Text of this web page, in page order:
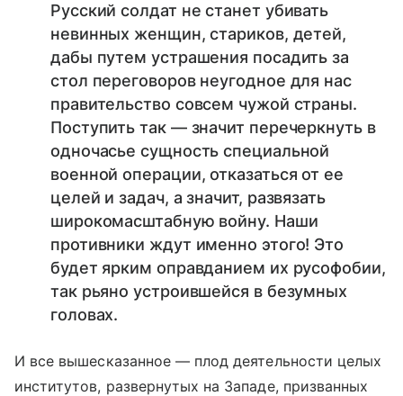
Русский солдат не станет убивать
невинных женщин, стариков, детей,
дабы путем устрашения посадить за
стол переговоров неугодное для нас
правительство совсем чужой страны.
Поступить так — значит перечеркнуть в
одночасье сущность специальной
военной операции, отказаться от ее
целей и задач, а значит, развязать
широкомасштабную войну. Наши
противники ждут именно этого! Это
будет ярким оправданием их русофобии,
так рьяно устроившейся в безумных
головах.
И все вышесказанное — плод деятельности целых
институтов, развернутых на Западе, призванных